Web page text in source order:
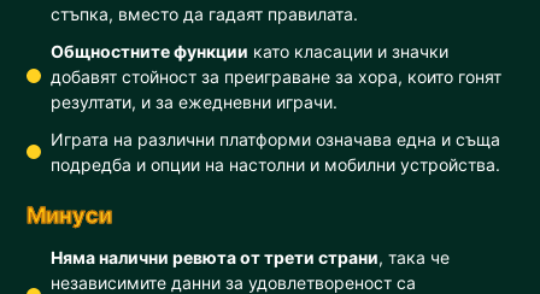
стъпка, вместо да гадаят правилата.
Общностните функции като класации и значки
добавят стойност за преиграване за хора, които гонят
резултати, и за ежедневни играчи.
Играта на различни платформи означава една и съща
подредба и опции на настолни и мобилни устройства.
Минуси
Няма налични ревюта от трети страни, така че
независимите данни за удовлетвореност са